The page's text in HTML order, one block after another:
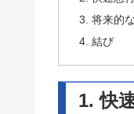
3. 将来的
4. 結び
1. 快